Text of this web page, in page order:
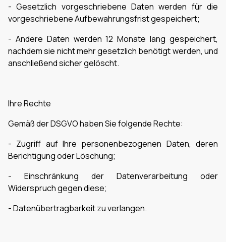
- Gesetzlich vorgeschriebene Daten werden für die
vorgeschriebene Aufbewahrungsfrist gespeichert;
- Andere Daten werden 12 Monate lang gespeichert,
nachdem sie nicht mehr gesetzlich benötigt werden, und
anschließend sicher gelöscht.
Ihre Rechte
Gemäß der DSGVO haben Sie folgende Rechte:
- Zugriff auf Ihre personenbezogenen Daten, deren
Berichtigung oder Löschung;
- Einschränkung der Datenverarbeitung oder
Widerspruch gegen diese;
- Datenübertragbarkeit zu verlangen.